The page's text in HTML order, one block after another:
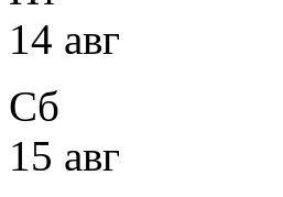
14 авг
Сб
15 авг